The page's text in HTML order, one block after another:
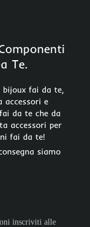
Te.
bijoux fai da te,
accessori e
da te che da
accessori per
fai da te!
siamo
inscriviti alle